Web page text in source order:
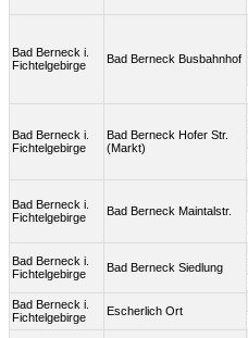
Bad Berneck i.
Fichtelgebirge
Bad Berneck Busbahnhof
Bad Berneck i.
Fichtelgebirge
Bad Berneck Hofer Str.
(Markt)
Bad Berneck i.
Fichtelgebirge
Bad Berneck Maintalstr.
Bad Berneck i.
Fichtelgebirge
Bad Berneck Siedlung
Bad Berneck i.
Fichtelgebirge
Escherlich Ort